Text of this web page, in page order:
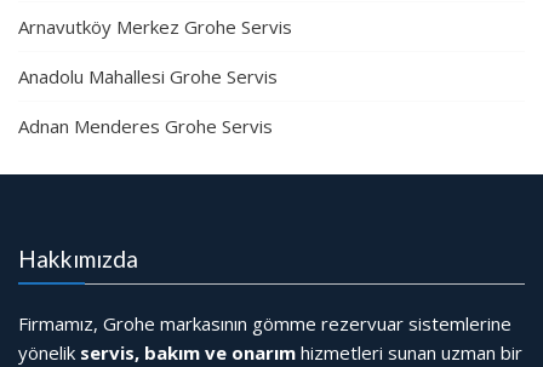
Arnavutköy Merkez Grohe Servis
Anadolu Mahallesi Grohe Servis
Adnan Menderes Grohe Servis
Hakkımızda
Firmamız, Grohe markasının gömme rezervuar sistemlerine
yönelik servis, bakım ve onarım hizmetleri sunan uzman bir